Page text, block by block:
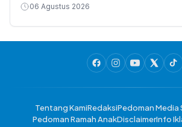
06 Agustus 2026
Tentang KamiRedaksiPedoman Media
Pedoman Ramah AnakDisclaimerInfo